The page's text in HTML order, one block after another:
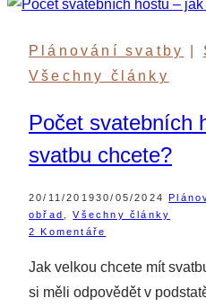
budeme
brát!
Plánování svatby
Všechny články
Počet svatebních
svatbu chcete?
20/11/201930/05/2024
obřad
,Všechny články
2 Komentáře
Jak velkou chcete mít
si měli odpovědět v